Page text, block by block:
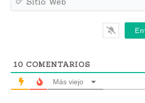
10 COMENTARIOS
Más viejo